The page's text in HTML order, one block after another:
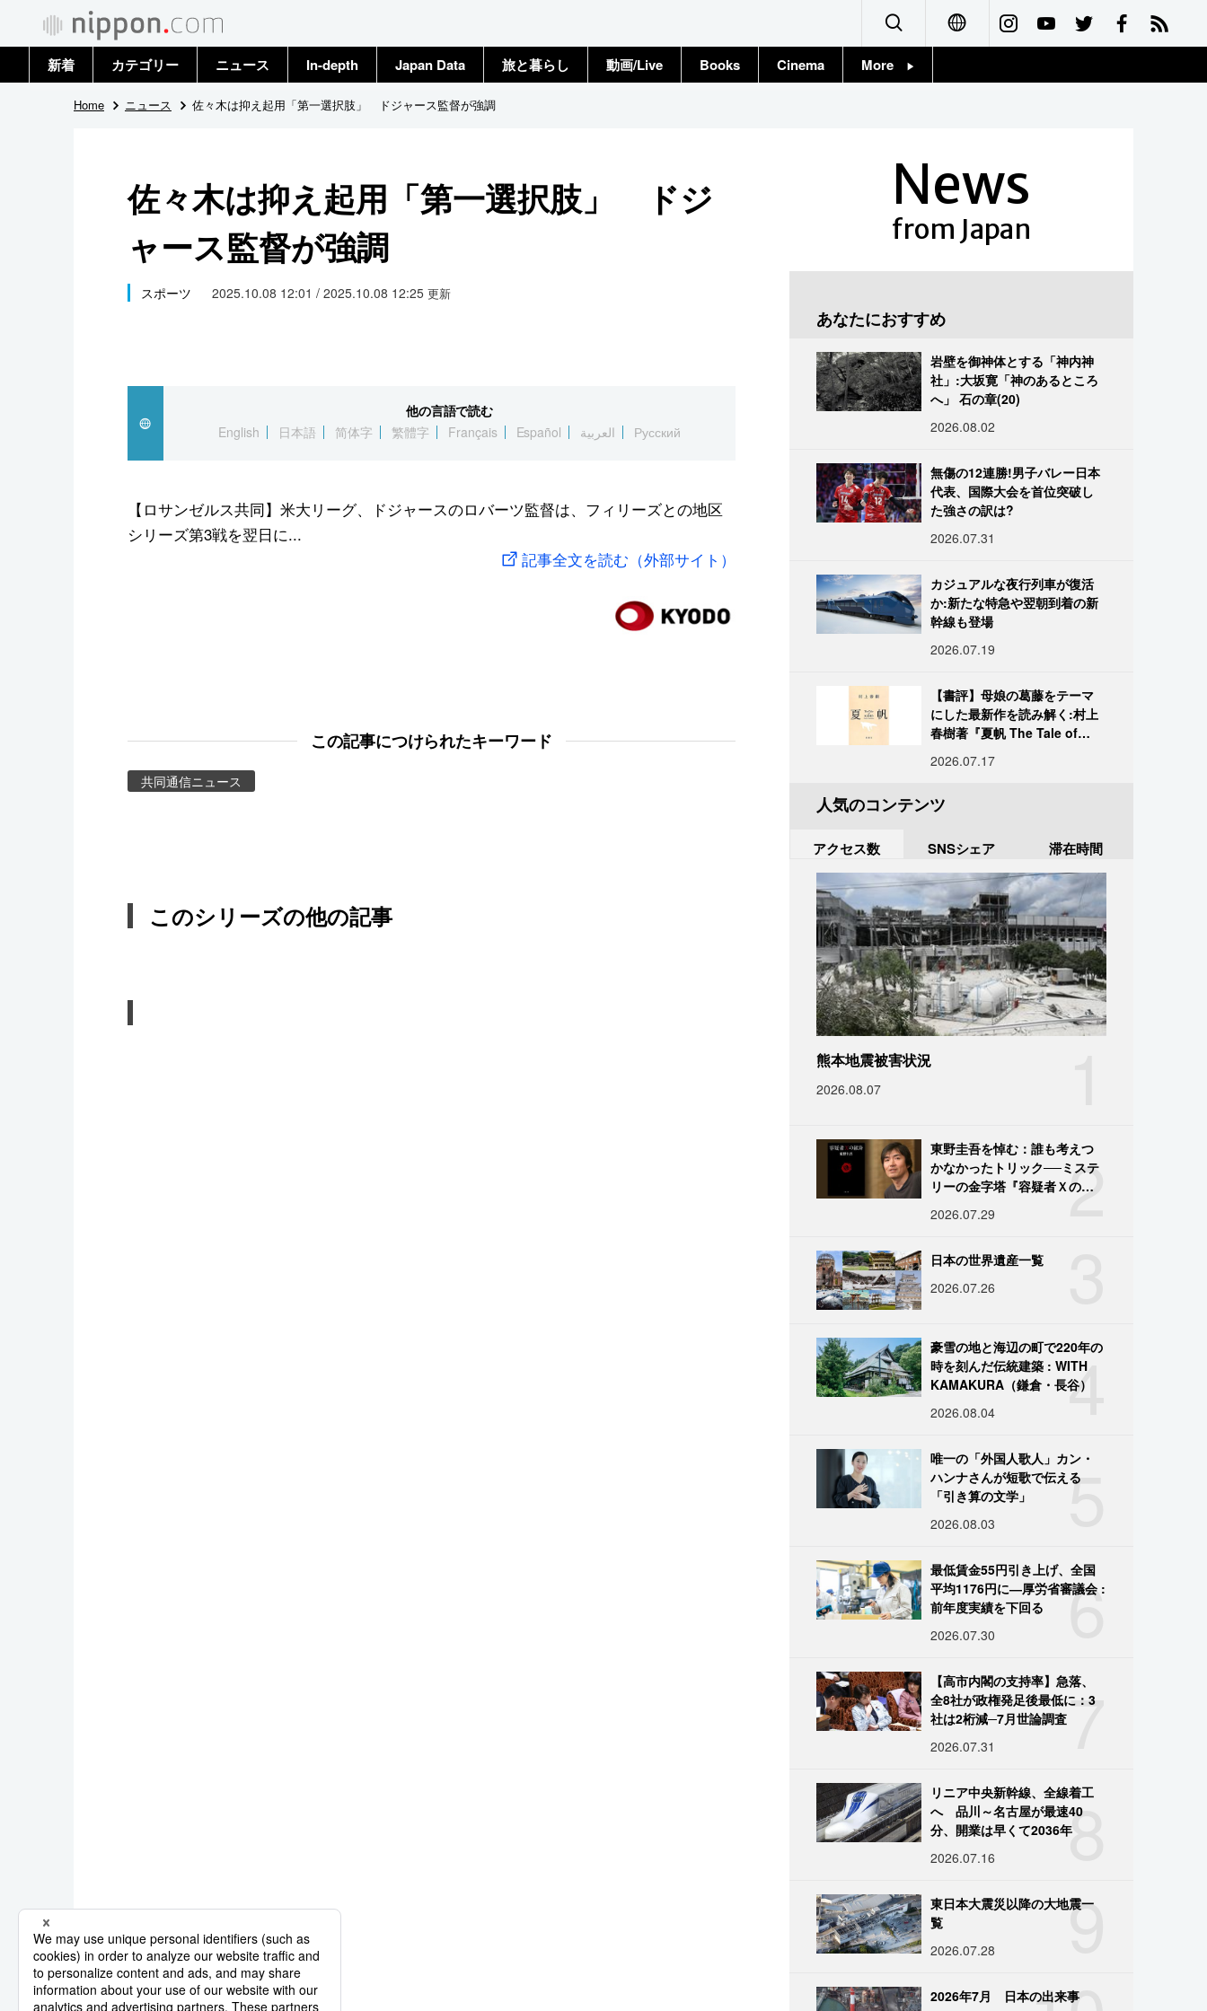
Français
新着 カテゴリー
政治・外交
国際
社会
文化
スポーツ・東京2020
ニュース
トップ
In-depth Japan Data 旅と暮らし 動画/Live Books Cinema More
Home ニュース 佐々木は抑え起用「第一選択肢」 ドジャース監督が強調
佐々木は抑え起用「第一選択肢」 ドジ
ャース監督が強調
スポーツ 2025.10.08 12:01 / 2025.10.08 12:25 更新
他の言語で読む
English
日本語 简体字 繁體字 Français Español العربية Русский
【ロサンゼルス共同】米大リーグ、ドジャースのロバーツ監督は、フィリーズとの地区
シリーズ第3戦を翌日に...
記事全文を読む（外部サイト）
この記事につけられたキーワード
共同通信ニュース
このシリーズの他の記事
News
from Japan
あなたにおすすめ
岩壁を御神体とする「神内神
社」:大坂寛「神のあるところ
へ」 石の章(20)
2026.08.02
無傷の12連勝!男子バレー日本
代表、国際大会を首位突破し
た強さの訳は?
2026.07.31
カジュアルな夜行列車が復活
か:新たな特急や翌朝到着の新
幹線も登場
2026.07.19
【書評】母娘の葛藤をテーマ
にした最新作を読み解く:村上
春樹著『夏帆 The Tale of
2026.07.17
人気のコンテンツ
アクセス数 SNSシェア 滞在時間
熊本地震被害状況
2026.08.07
2
東野圭吾を悼む：誰も考えつ
かなかったトリック──ミステ
リーの金字塔『容疑者Ｘの献
2026.07.29
日本の世界遺産一覧
2026.07.26
4
豪雪の地と海辺の町で220年の
時を刻んだ伝統建築 : WITH
KAMAKURA（鎌倉・長谷）
2026.08.04
5
唯一の「外国人歌人」カン・
ハンナさんが短歌で伝える
「引き算の文学」
2026.08.03
6
最低賃金55円引き上げ、全国
平均1176円に―厚労省審議会 :
前年度実績を下回る
2026.07.30
7
【高市内閣の支持率】急落、
全8社が政権発足後最低に：3
社は2桁減─7月世論調査
2026.07.31
8
リニア中央新幹線、全線着工
へ 品川～名古屋が最速40
分、開業は早くて2036年
2026.07.16
9
東日本大震災以降の大地震一
覧
2026.07.28
2026年7月 日本の出来事